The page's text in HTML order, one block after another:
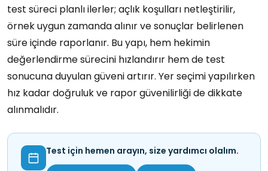
test süreci planlı ilerler; açlık koşulları netleştirilir,
örnek uygun zamanda alınır ve sonuçlar belirlenen
süre içinde raporlanır. Bu yapı, hem hekimin
değerlendirme sürecini hızlandırır hem de test
sonucuna duyulan güveni artırır. Yer seçimi yapılırken
hız kadar doğruluk ve rapor güvenilirliği de dikkate
alınmalıdır.
Test için hemen arayın, size yardımcı olalım.